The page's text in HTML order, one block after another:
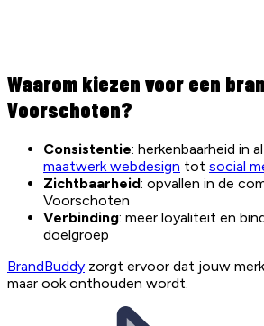
Waarom kiezen voor een
Voorschoten?
Consistentie: herkenbaarheid in
maatwerk webdesign tot social
Zichtbaarheid: opvallen in de
Voorschoten
Verbinding: meer loyaliteit en
doelgroep
BrandBuddy zorgt ervoor dat jouw
maar ook onthouden wordt.